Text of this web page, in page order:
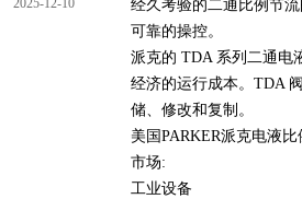
2025-12-10
经久考验的二通比例节
可靠的操控。
派克的 TDA 系列二通电
经济的运行成本。TDA
储、修改和复制。
美国PARKER派克电液
市场:
工业设备